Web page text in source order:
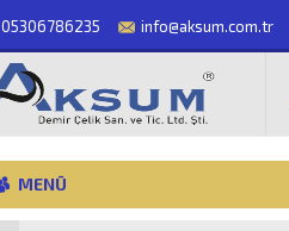
05306786235 info@aksum.com.tr
MENÜ